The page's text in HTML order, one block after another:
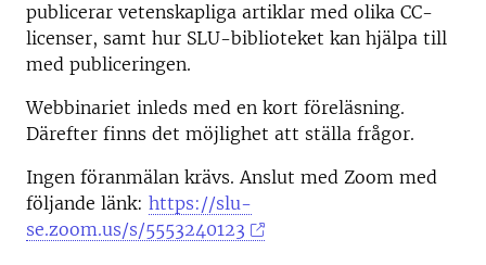
publicerar vetenskapliga artiklar med olika CC-
licenser, samt hur SLU-biblioteket kan hjälpa till
med publiceringen.
Webbinariet inleds med en kort föreläsning.
Därefter finns det möjlighet att ställa frågor.
Ingen föranmälan krävs. Anslut med Zoom med
följande länk: https://slu-
se.zoom.us/s/5553240123